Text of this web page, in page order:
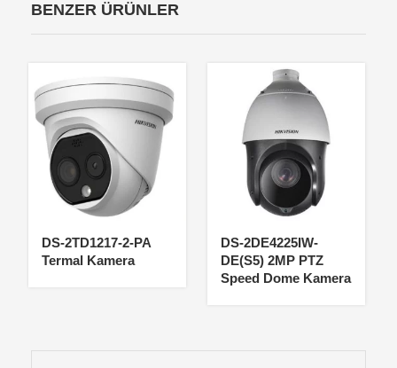
BENZER ÜRÜNLER
DS-2TD1217-2-PA
Termal Kamera
DS-2DE4225IW-
DE(S5) 2MP PTZ
Speed Dome Kamera